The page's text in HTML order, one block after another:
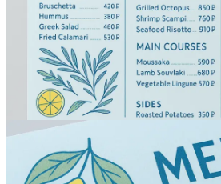
Вакансии
О компании
Написать директору
Арендодателям
Портфолио
Франшиза